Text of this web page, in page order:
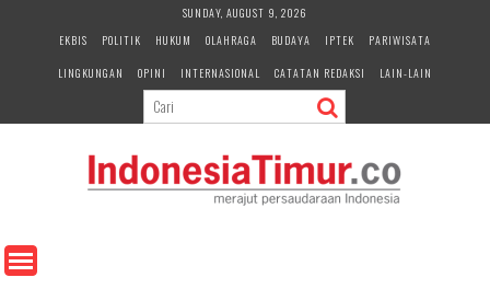
e
n
SUNDAY, AUGUST 9, 2026
EKBIS
POLITIK HUKUM OLAHRAGA BUDAYA IPTEK
PARIWISATA
LINGKUNGAN
OPINI INTERNASIONAL CATATAN REDAKSI LAIN-LAIN